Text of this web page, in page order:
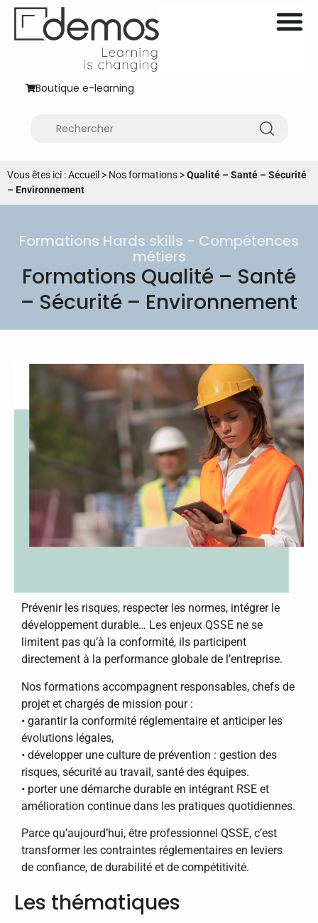
Boutique e-learning
Vous êtes ici :Accueil > Nos formations >Qualité – Santé – Sécurité
– Environnement
Formations Hards skills - Compétences
métiers
Formations Qualité – Santé
– Sécurité – Environnement
Prévenir les risques, respecter les normes, intégrer le
développement durable… Les enjeux QSSE ne se
limitent pas qu’à la conformité, ils participent
directement à la performance globale de l’entreprise.
Nos formations accompagnent responsables, chefs de
projet et chargés de mission pour :
• garantir la conformité réglementaire et anticiper les
évolutions légales,
• développer une culture de prévention : gestion des
risques, sécurité au travail, santé des équipes.
• porter une démarche durable en intégrant RSE et
amélioration continue dans les pratiques quotidiennes.
Parce qu’aujourd’hui, être professionnel QSSE, c’est
transformer les contraintes réglementaires en leviers
de confiance, de durabilité et de compétitivité.
Les thématiques